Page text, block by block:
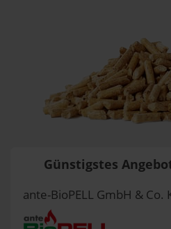
Günstigstes
ante-BioPELL GmbH & Co.